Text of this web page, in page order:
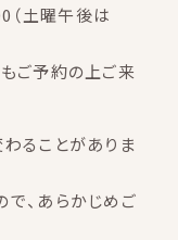
（土曜午後は
ご予約の上ご来
ることがありま
、あらかじめご